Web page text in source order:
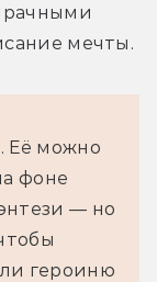
мечты.
Её можно
фоне
— но
героиню